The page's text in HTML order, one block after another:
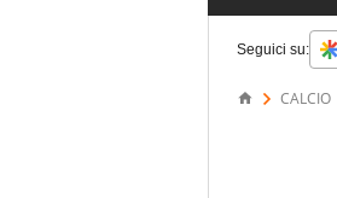
Seguici su:
CALCIO